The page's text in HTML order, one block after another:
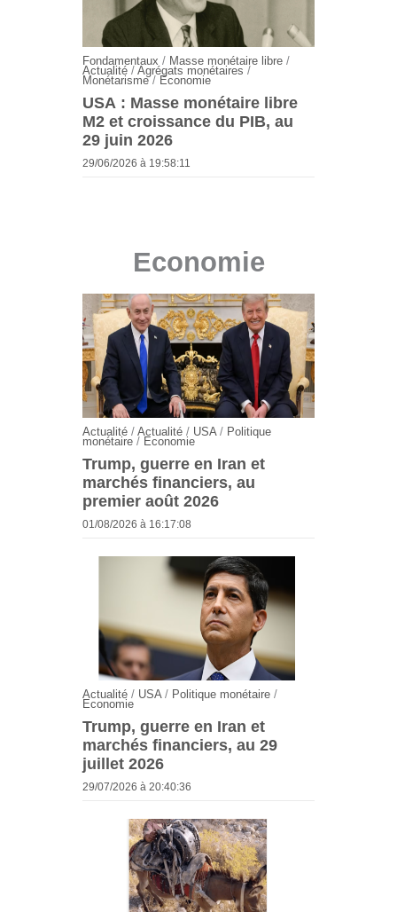
Fondamentaux / Masse monétaire libre/
Actualité/ Agrégats monétaires /
Monétarisme/ Economie
USA : Masse monétaire libre
M2 et croissance du PIB, au
29 juin 2026
29/06/2026 à 19:58:11
Economie
Actualité/ Actualité/ USA/ Politique
monétaire/ Economie
Trump, guerre en Iran et
marchés financiers, au
premier août 2026
01/08/2026 à 16:17:08
Actualité/ USA/ Politique monétaire/
Economie
Trump, guerre en Iran et
marchés financiers, au 29
juillet 2026
29/07/2026 à 20:40:36